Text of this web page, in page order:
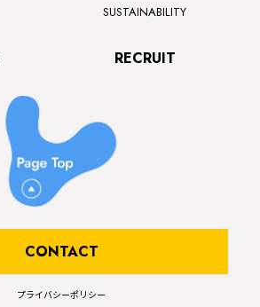
SUSTAINABILITY
RECRUIT
CONTACT
プライバシーポリシー